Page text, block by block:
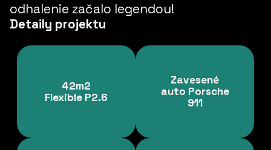
odhalenie začalo legendou!
Detaily projektu
42m2
Flexible P2.6
Zavesené
auto Porsche
911